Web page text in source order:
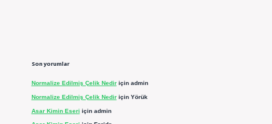
Son yorumlar
Normalize Edilmiş Çelik Nediriçin admin
Normalize Edilmiş Çelik Nediriçin Yörük
Asar Kimin Eseri için admin